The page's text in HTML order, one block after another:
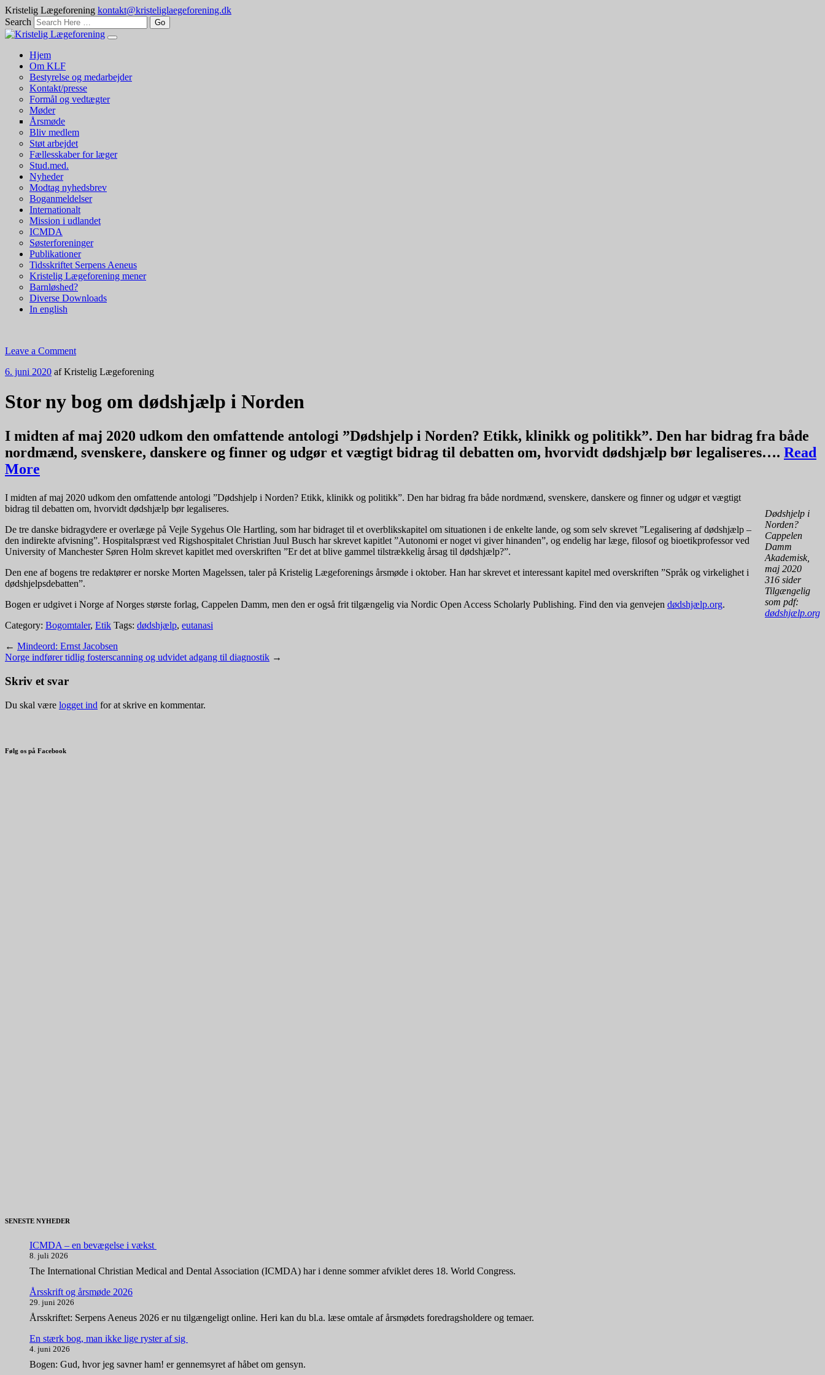
Kristelig Lægeforening kontakt@kristeliglaegeforening.dk
Search
Hjem
Om KLF
Bestyrelse og medarbejder
Kontakt/presse
Formål og vedtægter
Møder
Årsmøde
Bliv medlem
Støt arbejdet
Fællesskaber for læger
Stud.med.
Nyheder
Modtag nyhedsbrev
Boganmeldelser
Internationalt
Mission i udlandet
ICMDA
Søsterforeninger
Publikationer
Tidsskriftet Serpens Aeneus
Kristelig Lægeforening mener
Barnløshed?
Diverse Downloads
In english
Leave a Comment
6. juni 2020 afKristelig Lægeforening
Stor ny bog om dødshjælp i Norden
I midten af maj 2020 udkom den omfattende antologi ”Dødshjelp i Norden? Etikk, klinikk og politikk”. Den har bidrag fra både
nordmænd, svenskere, danskere og finner og udgør et vægtigt bidrag til debatten om, hvorvidt dødshjælp bør legaliseres…. Read
More
Dødshjelp i
Norden?
Cappelen
Damm
Akademisk,
maj 2020
316 sider
Tilgængelig
som pdf:
dødshjælp.org
I midten af maj 2020 udkom den omfattende antologi ”Dødshjelp i Norden? Etikk, klinikk og politikk”. Den har bidrag fra både nordmænd, svenskere, danskere og finner og udgør et vægtigt
bidrag til debatten om, hvorvidt dødshjælp bør legaliseres.
De tre danske bidragydere er overlæge på Vejle Sygehus Ole Hartling, som har bidraget til et overblikskapitel om situationen i de enkelte lande, og som selv skrevet ”Legalisering af dødshjælp –
den indirekte afvisning”. Hospitalspræst ved Rigshospitalet Christian Juul Busch har skrevet kapitlet ”Autonomi er noget vi giver hinanden”, og endelig har læge, filosof og bioetikprofessor ved
University of Manchester Søren Holm skrevet kapitlet med overskriften ”Er det at blive gammel tilstrækkelig årsag til dødshjælp?”.
Den ene af bogens tre redaktører er norske Morten Magelssen, taler på Kristelig Lægeforenings årsmøde i oktober. Han har skrevet et interessant kapitel med overskriften ”Språk og virkelighet i
dødshjelpsdebatten”.
Bogen er udgivet i Norge af Norges største forlag, Cappelen Damm, men den er også frit tilgængelig via Nordic Open Access Scholarly Publishing. Find den via genvejen dødshjælp.org.
Category: Bogomtaler, Etik Tags: dødshjælp, eutanasi
← Mindeord: Ernst Jacobsen
Norge indfører tidlig fosterscanning og udvidet adgang til diagnostik →
Skriv et svar
Du skal være logget ind for at skrive en kommentar.
Følg os på Facebook
SENESTE NYHEDER
ICMDA – en bevægelse i vækst
8. juli 2026
The International Christian Medical and Dental Association (ICMDA) har i denne sommer afviklet deres 18. World Congress.
Årsskrift og årsmøde 2026
29. juni 2026
Årsskriftet: Serpens Aeneus 2026 er nu tilgængeligt online. Heri kan du bl.a. læse omtale af årsmødets foredragsholdere og temaer.
En stærk bog, man ikke lige ryster af sig
4. juni 2026
Bogen: Gud, hvor jeg savner ham! er gennemsyret af håbet om gensyn.